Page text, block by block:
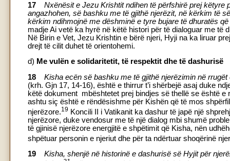
17
Nxënësit e Jezu Krishtit ndihen të përfshirë prej
angazhohen, së bashku me të gjithë njerëzit, në kërkim të
kërkim ndihmojnë me dëshminë e tyre bujare të dhuratës
madje Ai vetë ka hyrë në këtë histori për të dialoguar me të
Në Birin e Vet, Jezu Krishtin e bërë njeri, Hyji na ka liruar
drejt të cilit duhet të orientohemi.
d) Me vulën e solidaritetit, të respektit dhe të dashurisë
18
Kisha ecën së bashku me të gjithë njerëzimin në rrugët
(krh. Gjn 17, 14-16), është e thirrur t’i shërbejë asaj duke
këtë dokument mbështetet prej bindjes së thellë se është
ashtu siç është e rëndësishme për Kishën që të mos
njerëzore.19 Koncili II i Vatikanit ka dashur të japë një
njerëzore, duke vendosur me të një dialog mbi shumë
të gjinisë njerëzore energjitë e shpëtimit që Kisha, nën
shpëtuar personin e njeriut dhe për ta ndërtuar shoqërinë
19
Kisha, shenjë në historinë e dashurisë së Hyjit për